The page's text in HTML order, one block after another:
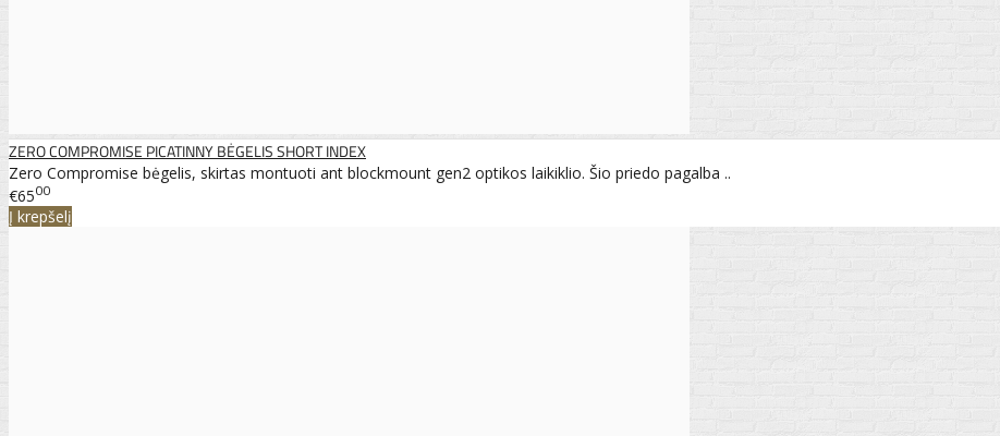
ZERO COMPROMISE PICATINNY BĖGELIS SHORT INDEX
Zero Compromise bėgelis, skirtas montuoti ant blockmount gen2 optikos laikiklio. Šio priedo pagalba ..
€6500
Į krepšelį